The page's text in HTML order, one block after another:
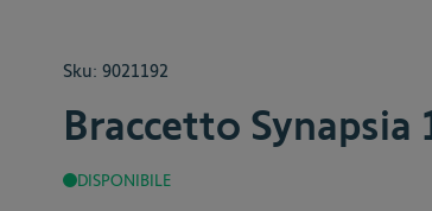
Sku: 9021192
Braccetto Synapsia
DISPONIBILE